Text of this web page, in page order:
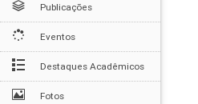
Publicações
Eventos
Destaques Acadêmicos
Fotos